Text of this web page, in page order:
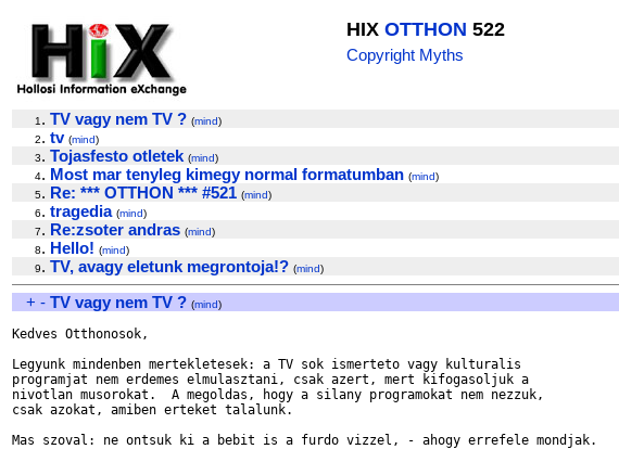
HIX OTTHON 522
Copyright Myths
1 . TV vagy nem TV ? (mind)
2. tv (mind)
3. Tojasfesto otletek (mind)
4. Most mar tenyleg kimegy normal formatumban (mind)
5. Re: *** OTTHON *** #521 (mind)
6. tragedia (mind)
7. Re:zsoter andras (mind)
8. Hello! (mind)
9. TV, avagy eletunk megrontoja!? (mind)
+ - TV vagy nem TV ? (mind)
Kedves Otthonosok,
Legyunk mindenben mertekletesek: a TV sok ismerteto vagy kulturalis
programjat nem erdemes elmulasztani, csak azert, mert kifogasoljuk a
nivotlan musorokat.  A megoldas, hogy a silany programokat nem nezzuk,
csak azokat, amiben erteket talalunk.
Mas szoval: ne ontsuk ki a bebit is a furdo vizzel, - ahogy errefele mondjak.